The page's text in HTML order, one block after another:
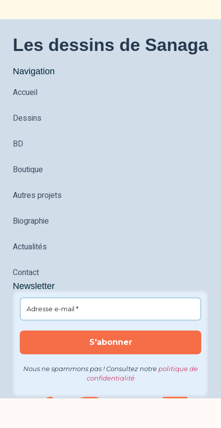
Les dessins de Sanaga
Navigation
Accueil
Dessins
BD
Boutique
Autres projets
Biographie
Actualités
Contact
Newsletter
Nous ne spammons pas ! Consultez notre politique de
confidentialité